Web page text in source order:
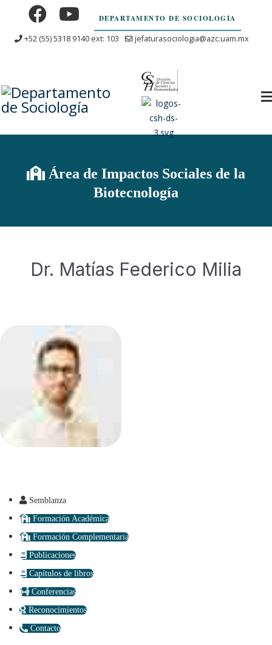
DEPARTAMENTO DE SOCIOLOGÍA
+52 (55) 5318 9140 ext: 103
jefaturasociologia@azc.uam.mx
Área de Impactos Sociales de la
Biotecnología
Dr. Matías Federico Milia
Semblanza
Formación Académica
Formación Complementaria
Publicaciones
Capítulos de libros
Conferencias
Reconocimientos
Contacto